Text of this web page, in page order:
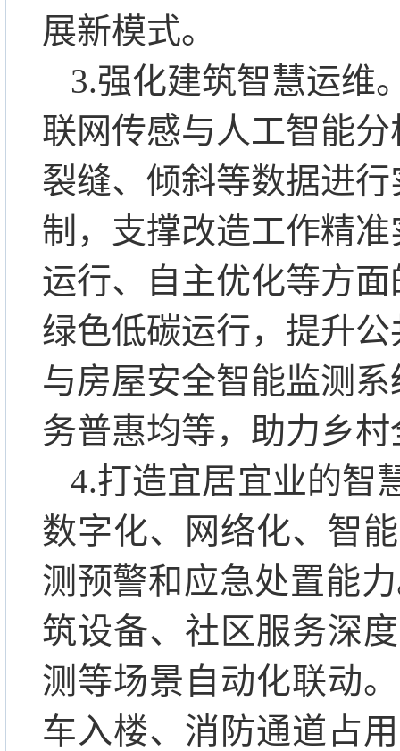
展新模式。
3.强化建筑智慧运维
联网传感与人工智能
裂缝、倾斜等数据进
制，支撑改造工作精
运行、自主优化等方
绿色低碳运行，提升
与房屋安全智能监测
务普惠均等，助力乡
4.打造宜居宜业的智
数字化、网络化、智
测预警和应急处置能
筑设备、社区服务深
测等场景自动化联动
车入楼、消防通道占